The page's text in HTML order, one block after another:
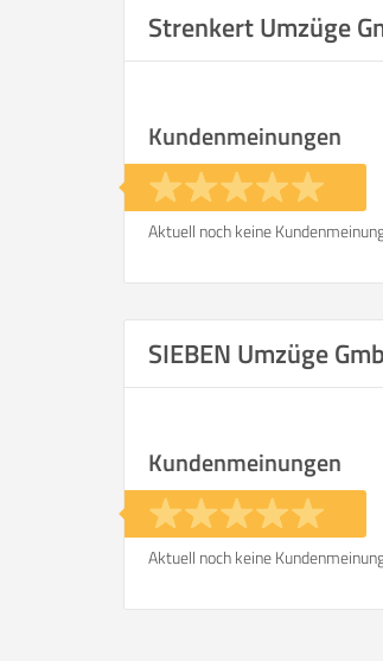
Strenkert Umzüge
Kundenmeinungen
Aktuell noch keine
SIEBEN Umzüge
Kundenmeinungen
Aktuell noch keine